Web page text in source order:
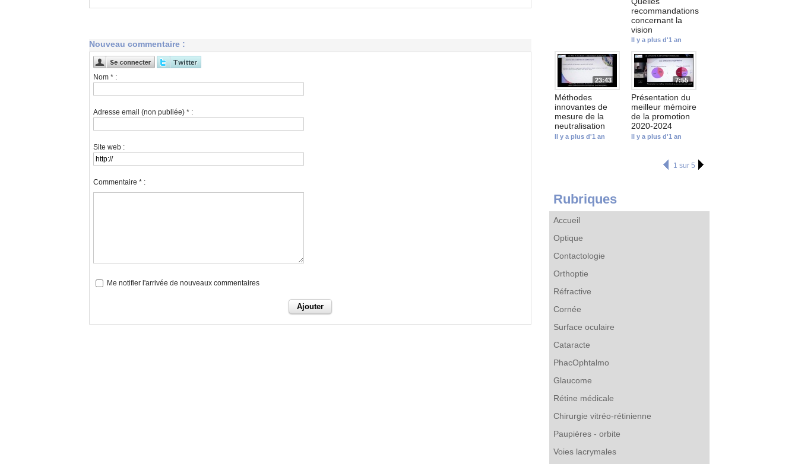
recommandations
concernant la
vision
Il y a plus d'1 an
23:43
Méthodes
innovantes de
mesure de la
neutralisation
Il y a plus d'1 an
7:55
Présentation du
meilleur mémoire
de la promotion
2020-2024
Il y a plus d'1 an
1 sur 5
Rubriques
Accueil
Optique
Contactologie
Orthoptie
Réfractive
Cornée
Surface oculaire
Cataracte
PhacOphtalmo
Glaucome
Rétine médicale
Chirurgie vitréo-rétinienne
Paupières - orbite
Voies lacrymales
Nouveau commentaire :
Nom * :
Adresse email (non publiée) * :
Site web :
Commentaire * :
Me notifier l'arrivée de nouveaux commentaires